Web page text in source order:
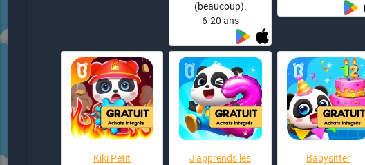
(beaucoup).
6-20 ans
Kiki Petit
J'apprends les
Babysitter